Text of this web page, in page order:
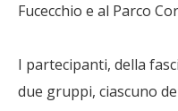
Fucecchio e al Parco
I partecipanti, della
due gruppi, ciascuno